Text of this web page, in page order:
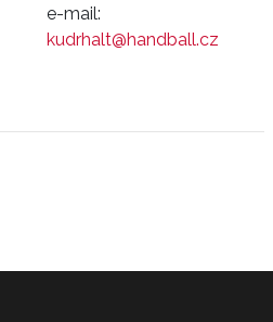
e-mail:
kudrhalt@handball.cz